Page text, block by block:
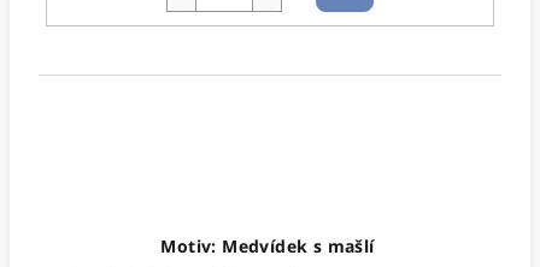
košíku
Motiv: Medvídek s mašlí